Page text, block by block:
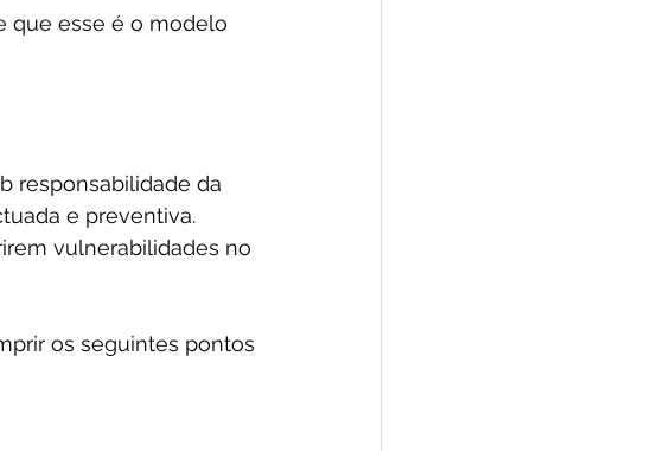
que esse é o modelo
responsabilidade da
e preventiva.
vulnerabilidades no
os seguintes pontos